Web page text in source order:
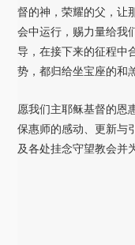
督的神，荣耀的父，让
会中运行，赐力量给我
导，在接下来的征程中
势，都归给坐宝座的和
愿我们主耶稣基督的恩
保惠师的感动、更新与
及各处挂念守望教会并